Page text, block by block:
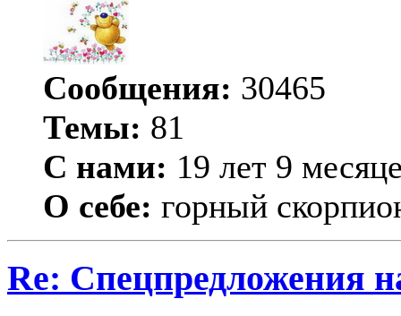
Сообщения: 30465
Темы: 81
С нами: 19 лет 9
О себе: горный
Re: Спецпредложения